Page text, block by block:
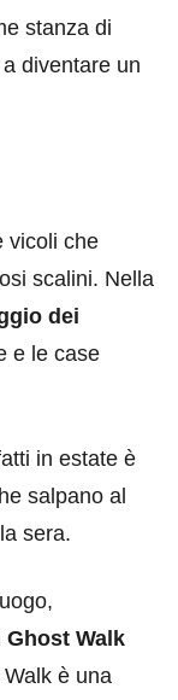
stanza di
diventare un
vicoli che
scalini. Nella
dei
e le case
in estate è
salpano al
sera.
Ghost Walk
è una